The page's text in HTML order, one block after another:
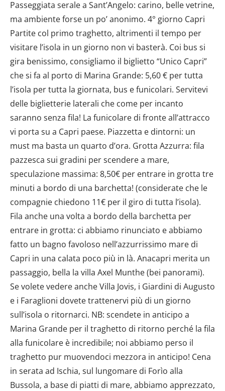
Passeggiata serale a Sant’Angelo: carino, belle vetrine,
ma ambiente forse un po’ anonimo. 4° giorno Capri
Partite col primo traghetto, altrimenti il tempo per
visitare l’isola in un giorno non vi basterà. Coi bus si
gira benissimo, consigliamo il biglietto “Unico Capri”
che si fa al porto di Marina Grande: 5,60 € per tutta
l’isola per tutta la giornata, bus e funicolari. Servitevi
delle biglietterie laterali che come per incanto
saranno senza fila! La funicolare di fronte all’attracco
vi porta su a Capri paese. Piazzetta e dintorni: un
must ma basta un quarto d’ora. Grotta Azzurra: fila
pazzesca sui gradini per scendere a mare,
speculazione massima: 8,50€ per entrare in grotta tre
minuti a bordo di una barchetta! (considerate che le
compagnie chiedono 11€ per il giro di tutta l’isola).
Fila anche una volta a bordo della barchetta per
entrare in grotta: ci abbiamo rinunciato e abbiamo
fatto un bagno favoloso nell’azzurrissimo mare di
Capri in una calata poco più in là. Anacapri merita un
passaggio, bella la villa Axel Munthe (bei panorami).
Se volete vedere anche Villa Jovis, i Giardini di Augusto
e i Faraglioni dovete trattenervi più di un giorno
sull’isola o ritornarci. NB: scendete in anticipo a
Marina Grande per il traghetto di ritorno perché la fila
alla funicolare è incredibile; noi abbiamo perso il
traghetto pur muovendoci mezzora in anticipo! Cena
in serata ad Ischia, sul lungomare di Forìo alla
Bussola, a base di piatti di mare, abbiamo apprezzato,